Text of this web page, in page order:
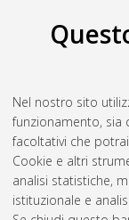
Nel nostro sito
funzionamento, sia
facoltativi che
Cookie e altri
analisi statistiche,
istituzionale e
Lombardo, Walter
CCHP systems for
[Dissertation
Bologna.
avanzate
10.48676/unibo/
Questa lista e'